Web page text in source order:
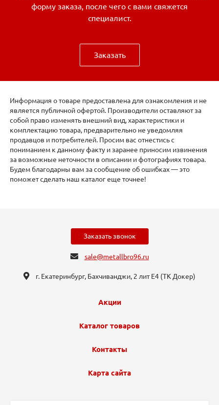
форму заказа, после чего с вами свяжется
специалист.
Заказать
Информация о товаре предоставлена для ознакомления и не
является публичной офертой. Производители оставляют за
собой право изменять внешний вид, характеристики и
комплектацию товара, предварительно не уведомляя
продавцов и потребителей. Просим вас отнестись с
пониманием к данному факту и заранее приносим извинения
за возможные неточности в описании и фотографиях товара.
Будем благодарны вам за сообщение об ошибках — это
поможет сделать наш каталог еще точнее!
Заказать звонок
sale@metallbro96.ru
г. Екатеринбург, ​Бахчиванджи, 2 лит Е4 (ТК Докер​)
Акции
Каталог товаров
Контакты
Карта сайта